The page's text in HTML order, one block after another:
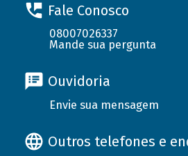
Fale Conosco
08007026337
Mande sua pergunta
Ouvidoria
Envie sua mensagem
Outros telefones e